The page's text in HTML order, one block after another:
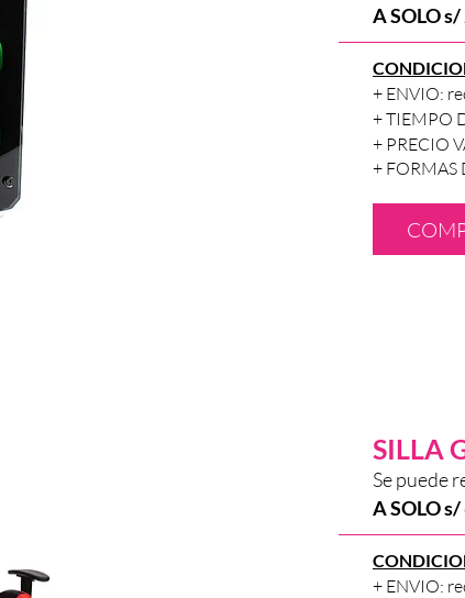
A SOLO
+ ENVIO:
+ TIEMPO
+ PRECIO
+ FORMAS
SILLA
Se puede
A SOLO
+ ENVIO: